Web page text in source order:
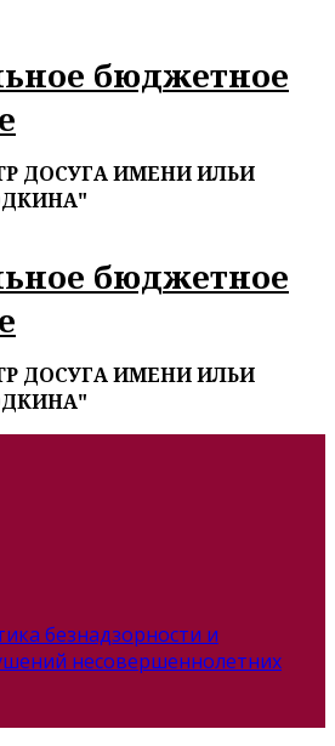
бюджетное
ДОСУГА ИМЕНИ ИЛЬИ
бюджетное
ДОСУГА ИМЕНИ ИЛЬИ
безнадзорности и
несовершеннолетних